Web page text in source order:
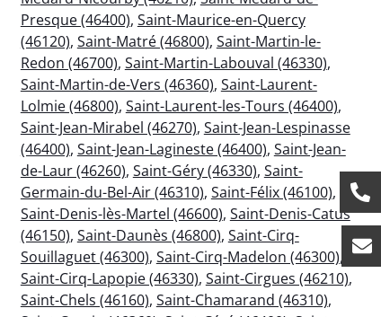
Presque (46400), Saint-Maurice-en-Quercy
(46120), Saint-Matré (46800), Saint-Martin-le-
Redon (46700), Saint-Martin-Labouval (46330),
Saint-Martin-de-Vers (46360), Saint-Laurent-
Lolmie (46800), Saint-Laurent-les-Tours (46400),
Saint-Jean-Mirabel (46270), Saint-Jean-Lespinasse
(46400), Saint-Jean-Lagineste (46400), Saint-Jean-
de-Laur (46260), Saint-Géry (46330), Saint-
Germain-du-Bel-Air (46310), Saint-Félix (46100),
Saint-Denis-lès-Martel (46600), Saint-Denis-Catus
(46150), Saint-Daunès (46800), Saint-Cirq-
Souillaguet (46300), Saint-Cirq-Madelon (46300),
Saint-Cirq-Lapopie (46330), Saint-Cirgues (46210),
Saint-Chels (46160), Saint-Chamarand (46310),